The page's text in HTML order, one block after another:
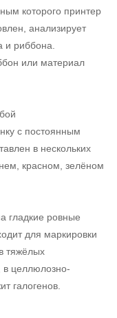
которого принтер
анализирует
и риббона.
или материал
с постоянным
в нескольких
красном, зелёном
гладкие ровные
для маркировки
тяжёлых
в целлюлозно-
галогенов.